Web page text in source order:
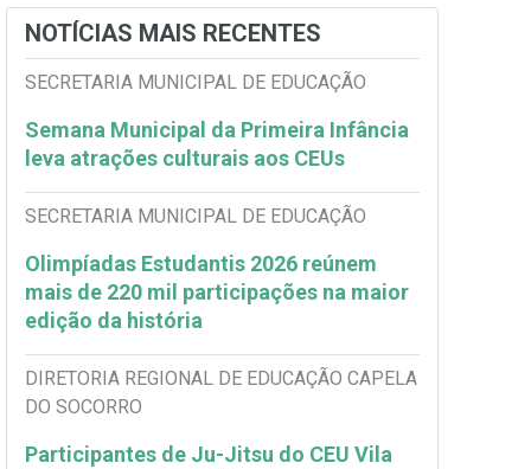
NOTÍCIAS MAIS RECENTES
SECRETARIA MUNICIPAL DE EDUCAÇÃO
Semana Municipal da Primeira Infância
leva atrações culturais aos CEUs
SECRETARIA MUNICIPAL DE EDUCAÇÃO
Olimpíadas Estudantis 2026 reúnem
mais de 220 mil participações na maior
edição da história
DIRETORIA REGIONAL DE EDUCAÇÃO CAPELA
DO SOCORRO
Participantes de Ju-Jitsu do CEU Vila